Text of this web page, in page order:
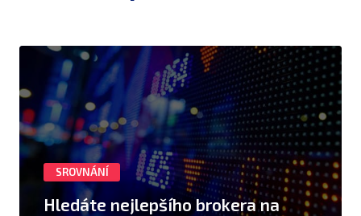
SROVNÁNÍ
Hledáte nejlepšího brokera na